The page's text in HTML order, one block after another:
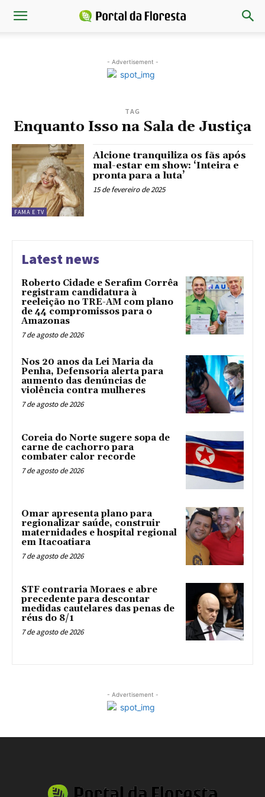
- Advertisement -
TAG
Enquanto Isso na Sala de Justiça
FAMA E TV
Alcione tranquiliza os fãs após
mal-estar em show: ‘Inteira e
pronta para a luta’
15 de fevereiro de 2025
Latest news
Roberto Cidade e Serafim Corrêa
registram candidatura à
reeleição no TRE-AM com plano
de 44 compromissos para o
Amazonas
7 de agosto de 2026
Nos 20 anos da Lei Maria da
Penha, Defensoria alerta para
aumento das denúncias de
violência contra mulheres
7 de agosto de 2026
Coreia do Norte sugere sopa de
carne de cachorro para
combater calor recorde
7 de agosto de 2026
Omar apresenta plano para
regionalizar saúde, construir
maternidades e hospital regional
em Itacoatiara
7 de agosto de 2026
STF contraria Moraes e abre
precedente para descontar
medidas cautelares das penas de
réus do 8/1
7 de agosto de 2026
- Advertisement -